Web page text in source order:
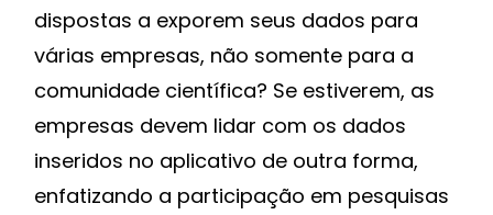
dispostas a exporem seus dados para
várias empresas, não somente para a
comunidade científica? Se estiverem, as
empresas devem lidar com os dados
inseridos no aplicativo de outra forma,
enfatizando a participação em pesquisas